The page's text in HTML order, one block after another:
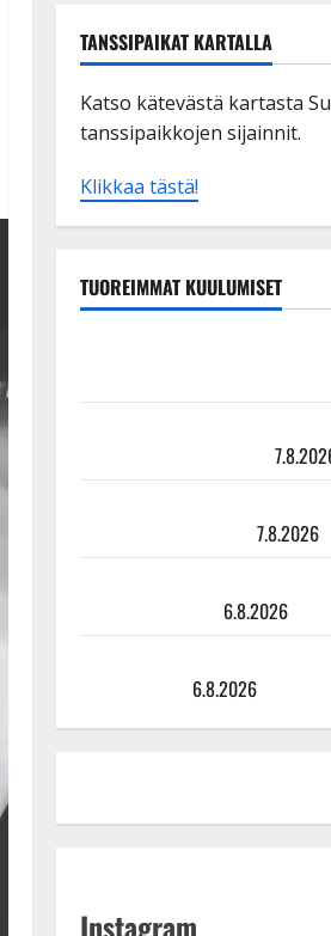
TANSSIPAIKAT KARTALLA
Katso kätevästä kartasta
tanssipaikkojen sijainnit.
Klikkaa tästä!
TUOREIMMAT KUULUMISET
7.8.2026
6.8.2026
6.8.2026
Instagram